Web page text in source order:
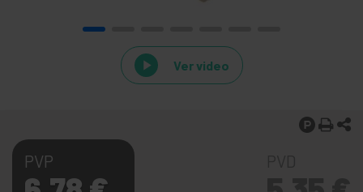
Ver video
PVP